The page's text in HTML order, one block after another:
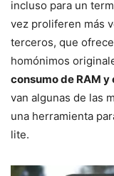
incluso para un
vez proliferen más
terceros, que
homónimos
consumo de RAM
van algunas de las
una herramienta
lite.